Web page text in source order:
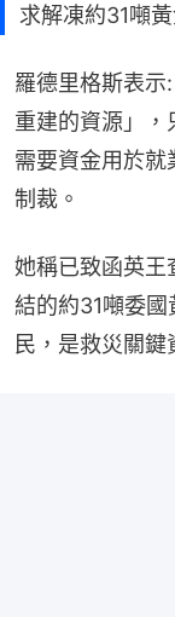
求解凍約31噸
羅德里格斯表示
重建的資源」，
需要資金用於
制裁。
她稱已致函英王
結的約31噸委
民，是救災關鍵